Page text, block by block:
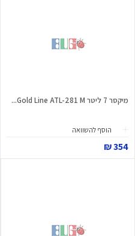
מיקסר 7 ליטר Gold Line ATL-281 M...
הוסף להשוואה
354 ₪